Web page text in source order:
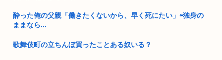
酔った俺の父親「働きたくないから、早く死にたい」⇦独身の
ままなら...
歌舞伎町の立ちんぼ買ったことある奴いる？